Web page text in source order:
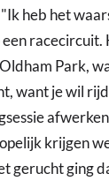
heb het
racecircuit.
Park,
want je wil
krijgen
gerucht ging